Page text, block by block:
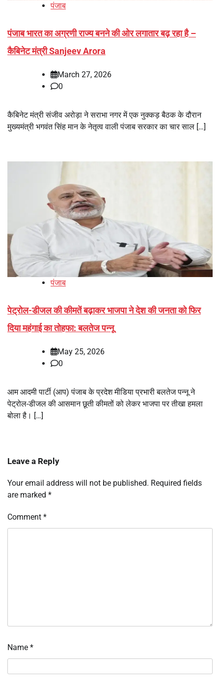
पंजाब
पंजाब भारत का अग्रणी राज्य बनने की ओर लगातार बढ़ रहा है –
कैबिनेट मंत्री Sanjeev Arora
March 27, 2026
0
कैबिनेट मंत्री संजीव अरोड़ा ने सराभा नगर में एक नुक्कड़ बैठक के दौरान
मुख्यमंत्री भगवंत सिंह मान के नेतृत्व वाली पंजाब सरकार का चार साल […]
पंजाब
पेट्रोल-डीजल की कीमतें बढ़ाकर भाजपा ने देश की जनता को फिर
दिया महंगाई का तोहफा: बलतेज पन्नू
May 25, 2026
0
आम आदमी पार्टी (आप) पंजाब के प्रदेश मीडिया प्रभारी बलतेज पन्नू ने
पेट्रोल-डीजल की आसमान छूती कीमतों को लेकर भाजपा पर तीखा हमला
बोला है। […]
Leave a Reply
Your email address will not be published. Required fields
are marked *
Comment *
Name *